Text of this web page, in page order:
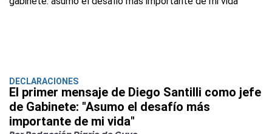
DECLARACIONES
El primer mensaje de Diego Santilli como jefe
de Gabinete: "Asumo el desafío más
importante de mi vida"